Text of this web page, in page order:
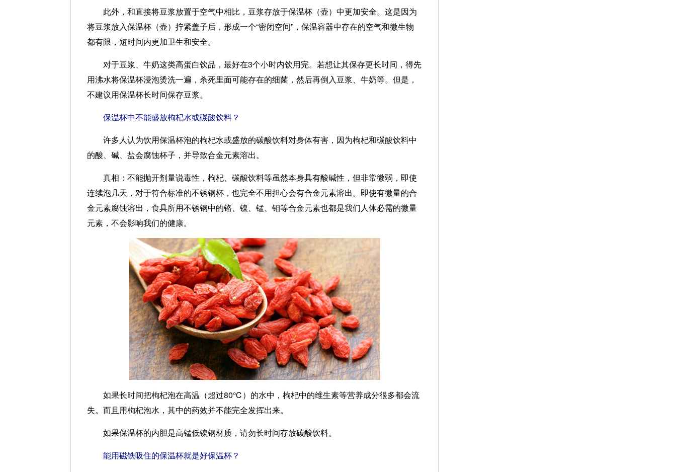
此外，和直接将豆浆放置于空气中相比，豆浆存放于保温杯（壶）中更加安全。这是因为
将豆浆放入保温杯（壶）拧紧盖子后，形成一个“密闭空间”，保温容器中存在的空气和微生物
都有限，短时间内更加卫生和安全。
对于豆浆、牛奶这类高蛋白饮品，最好在3个小时内饮用完。若想让其保存更长时间，得先
用沸水将保温杯浸泡烫洗一遍，杀死里面可能存在的细菌，然后再倒入豆浆、牛奶等。但是，
不建议用保温杯长时间保存豆浆。
保温杯中不能盛放枸杞水或碳酸饮料？
许多人认为饮用保温杯泡的枸杞水或盛放的碳酸饮料对身体有害，因为枸杞和碳酸饮料中
的酸、碱、盐会腐蚀杯子，并导致合金元素溶出。
真相： 不能抛开剂量说毒性，枸杞、碳酸饮料等虽然本身具有酸碱性，但非常微弱，即使
连续泡几天，对于符合标准的不锈钢杯，也完全不用担心会有合金元素溶出。即使有微量的合
金元素腐蚀溶出，食具所用不锈钢中的铬、镍、锰、钼等合金元素也都是我们人体必需的微量
元素，不会影响我们的健康。
如果长时间把枸杞泡在高温（超过80℃）的水中，枸杞中的维生素等营养成分很多都会流
失。而且用枸杞泡水，其中的药效并不能完全发挥出来。
如果保温杯的内胆是高锰低镍钢材质，请勿长时间存放碳酸饮料。
能用磁铁吸住的保温杯就是好保温杯？